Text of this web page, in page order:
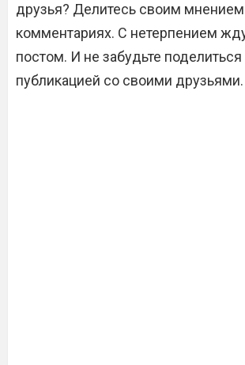
друзья? Делитесь своим
комментариях. С нетерпением
постом. И не забудьте
публикацией со своими друзьями.